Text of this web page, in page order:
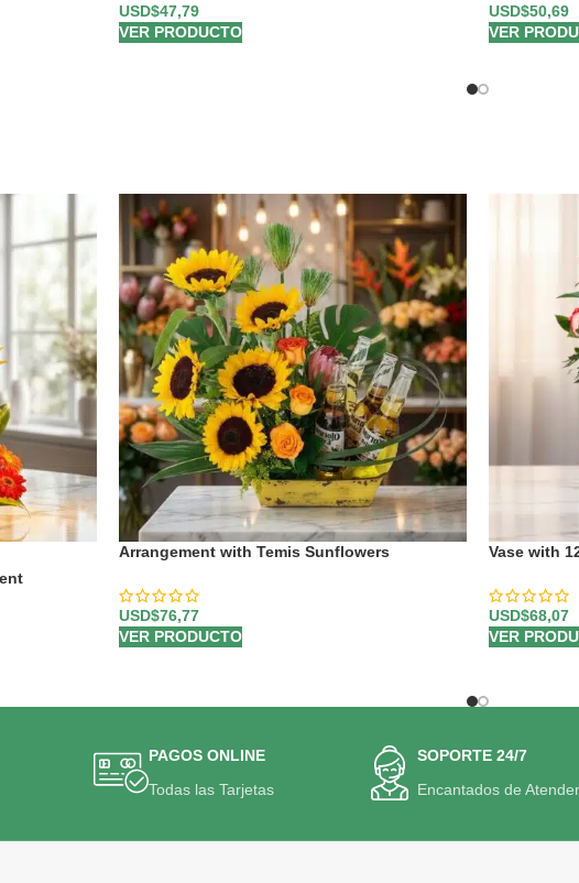
USD$47,79
VER PRODUCTO
USD$50,69
VER
Arrangement with Temis Sunflowers
USD$76,77
VER PRODUCTO
Vase with
USD$68,07
VER
PAGOS ONLINE
Todas las Tarjetas
SOPORTE 24/7
Encantados de